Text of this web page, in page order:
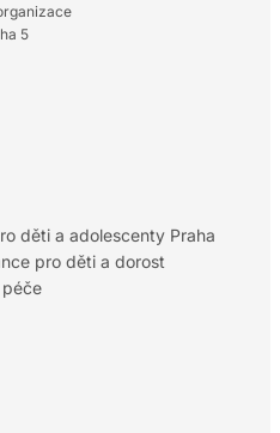
5
děti a adolescenty Praha
pro děti a dorost